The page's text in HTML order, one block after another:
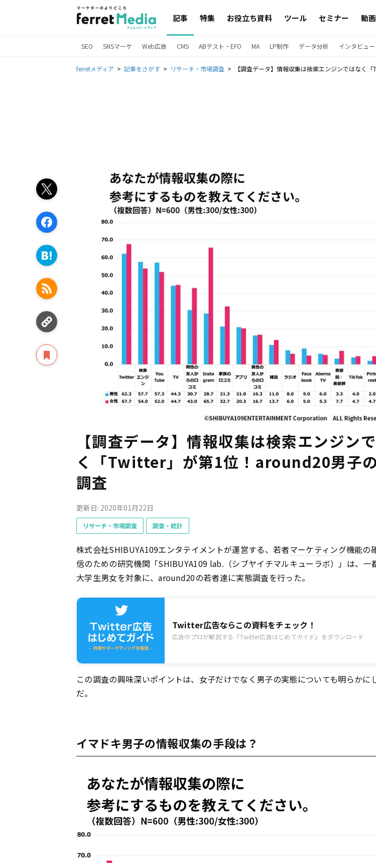
記事 特集 お役立ち資料 ツール セミナー 動画
SEO SNSマーケ Web広告 CMS ABテスト・EFO MA LP制作 データ分析 インタビュー
ferretメディア 記事をさがす リサーチ・市場調査 【調査データ】情報収集は検索エンジンではなく
【調査データ】情報収集は検索エンジン
く「Twitter」が第1位！around20男子
調査
更新日: 2020年01月22日
リサーチ・市場調査 調査・統計
株式会社SHIBUYA109エンタテイメントが運営する、若者マーケティング機能の
信のための研究機関「SHIBUYA109 lab.（シブヤイチマルキューラボ）」は、一
大学生男女を対象に、around20の若者達に実態調査を行った。
Twitter広告ならこの資料をチェック！
広告のプロが解説する『Twitter広告はじめてガイド』をダウンロード
この調査の興味深いポイントは、女子だけでなく男子の実態についても明らかに
だ。
イマドキ男子の情報収集の手段は？